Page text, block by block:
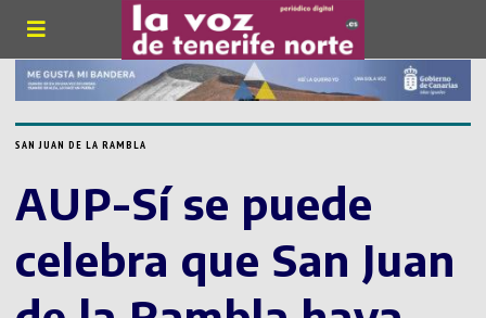
SAN JUAN DE LA RAMBLA
AUP-Sí se puede
celebra que San Juan